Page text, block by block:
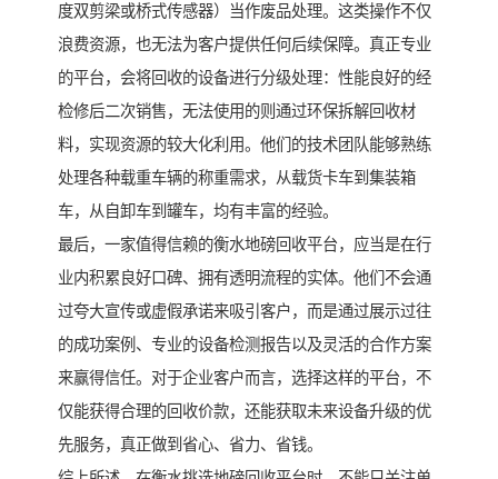
度双剪梁或桥式传感器）当作废品处理。这类操作不仅
浪费资源，也无法为客户提供任何后续保障。真正专业
的平台，会将回收的设备进行分级处理：性能良好的经
检修后二次销售，无法使用的则通过环保拆解回收材
料，实现资源的较大化利用。他们的技术团队能够熟练
处理各种载重车辆的称重需求，从载货卡车到集装箱
车，从自卸车到罐车，均有丰富的经验。
最后，一家值得信赖的衡水地磅回收平台，应当是在行
业内积累良好口碑、拥有透明流程的实体。他们不会通
过夸大宣传或虚假承诺来吸引客户，而是通过展示过往
的成功案例、专业的设备检测报告以及灵活的合作方案
来赢得信任。对于企业客户而言，选择这样的平台，不
仅能获得合理的回收价款，还能获取未来设备升级的优
先服务，真正做到省心、省力、省钱。